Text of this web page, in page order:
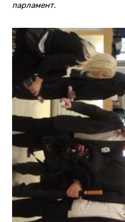
парламент.